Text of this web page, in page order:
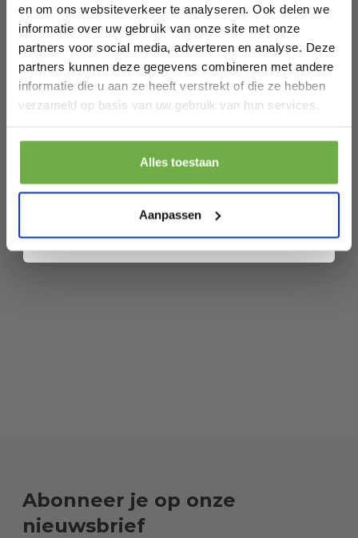
en om ons websiteverkeer te analyseren. Ook delen we
informatie over uw gebruik van onze site met onze
partners voor social media, adverteren en analyse. Deze
partners kunnen deze gegevens combineren met andere
informatie die u aan ze heeft verstrekt of die ze hebben
verzameld op basis van uw gebruik van hun services.
Alles toestaan
Aanpassen
8719632287667
SKU
9721055565576
Gerelateerde producten
Persluchtset 3 delig
Abonneer je op onze
nieuwsbrief
Laat ons weten wanneer je jarig bent
Pak € 5,- korting
. Je kunt je op elk moment weer afmelden.